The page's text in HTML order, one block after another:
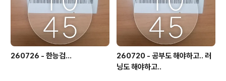
260726 - 한능검...
260720 - 공부도 해야하고.. 러
닝도 해야하고..